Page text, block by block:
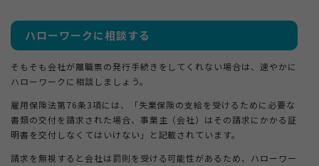
ハローワークに相談する
そもそも会社が離職票の発行手続きをしてくれない場合は、速やかに
ハローワークに相談しましょう。
雇用保険法第76条3項には、「失業保険の支給を受けるために必要な
書類の交付を請求された場合、事業主（会社）はその請求にかかる証
明書を交付しなくてはいけない」と記載されています。
請求を無視すると会社は罰則を受ける可能性があるため、ハローワー